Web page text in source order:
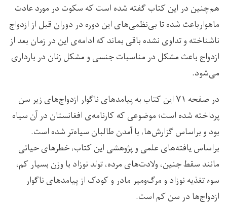
هم‌چنین در این کتاب گفته شده است که سکوت در مورد عادت
ماهوارباعث شده تا بی‌نظمی‌های این دوره در دوران قبل از ازدواج
ناشناخته و تداوی نشده باقی بماند که ادامه‌ی این در زمان بعد از
ازدواج باعث مشکل در مناسبات جنسی و مشکل زنان در بارداری
می‌شود.
در صفحه ۷۱ این کتاب ‌به پیامدهای ناگوار ازدواج‌های زیر سن
پرداخته شده است؛ موضوعی که کارنامه‌ی افغانستان در آن سیاه
بود و براساس گزارش‌ها، با آمدن طالبان سیاه‌تر شده است.
براساس یافته‌های علمی و پژوهشی این کتاب، خطرهای حیاتی
مانند سقط جنین، ولادت‌های مرده، تولد نوزاد با وزن بسیار کم،
سوء تغذیه نوزاد و مرگ‌ومیر مادر و کودک از پیامدهای ناگوار
ازدواج‌ها در سن کم است.